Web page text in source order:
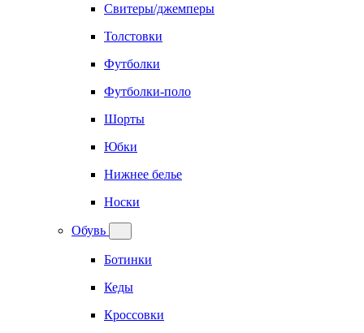
Свитеры/джемперы
Толстовки
Футболки
Футболки-поло
Шорты
Юбки
Нижнее белье
Носки
Обувь
Ботинки
Кеды
Кроссовки